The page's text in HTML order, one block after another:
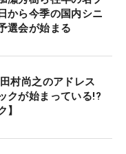
父親が千葉市でゴ
代はバレーボール
時代はテニスサー
21歳で大学を中退
ルフ場に就職。プ
ミニツアーを転
もプロテストには
ら今季の国内シニ
選会が始まる
村尚之のアドレス
クが始まっている!?
】